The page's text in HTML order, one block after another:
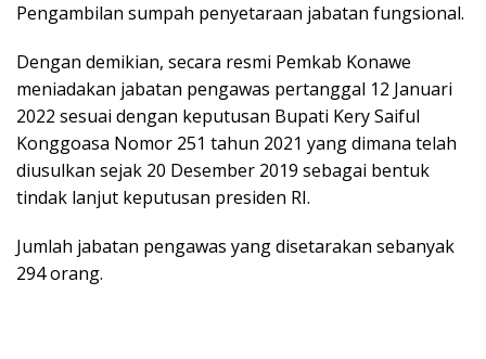
Pengambilan sumpah penyetaraan jabatan fungsional.
Dengan demikian, secara resmi Pemkab Konawe
meniadakan jabatan pengawas pertanggal 12 Januari
2022 sesuai dengan keputusan Bupati Kery Saiful
Konggoasa Nomor 251 tahun 2021 yang dimana telah
diusulkan sejak 20 Desember 2019 sebagai bentuk
tindak lanjut keputusan presiden RI.
Jumlah jabatan pengawas yang disetarakan sebanyak
294 orang.